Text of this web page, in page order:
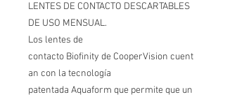
LENTES DE CONTACTO DESCARTABLES
DE USO MENSUAL.
Los lentes de
contacto Biofinity de CooperVision cuent
an con la tecnología
patentada Aquaform que permite que un